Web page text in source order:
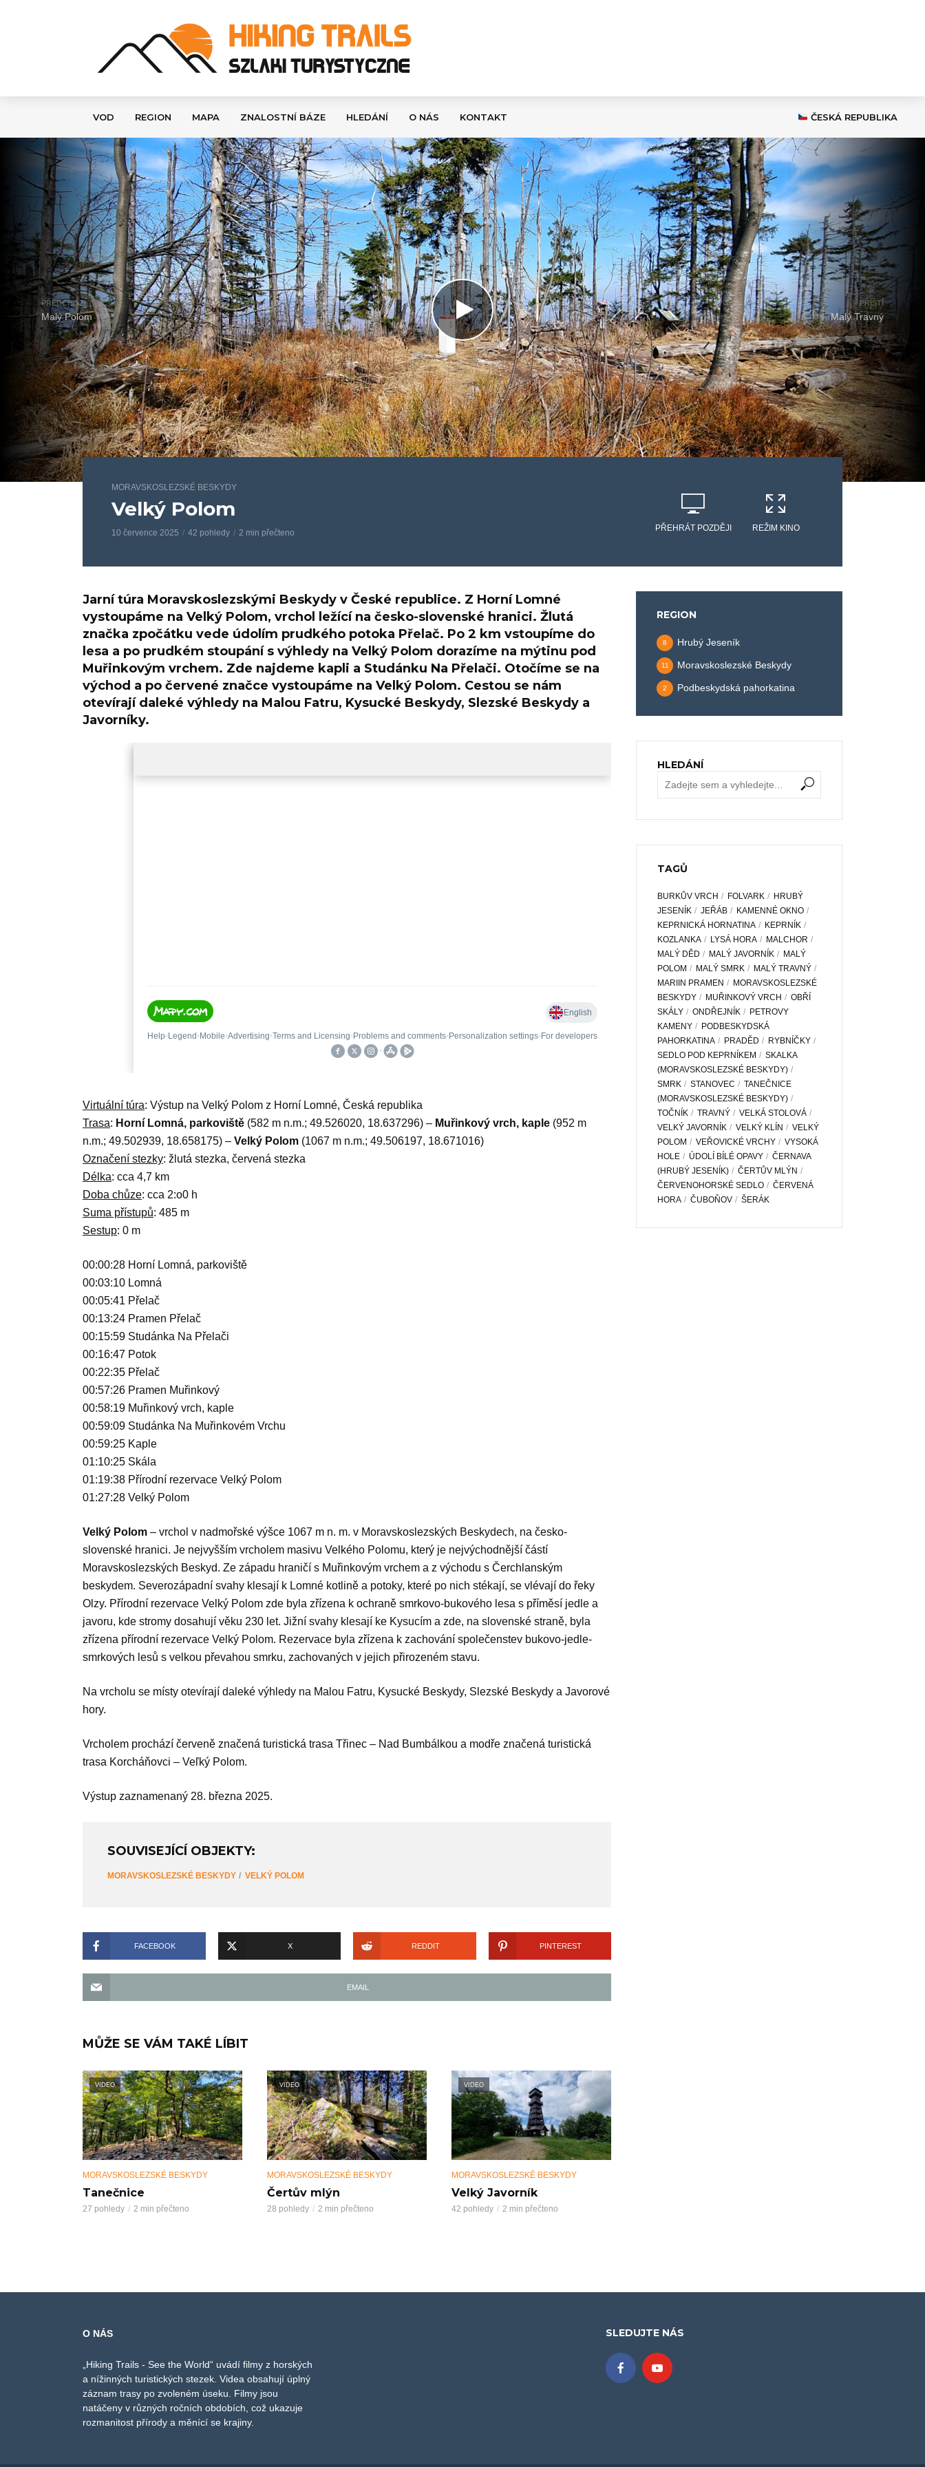
ČESKÁ REPUBLIKA
VOD REGION MAPA ZNALOSTNÍ BÁZE HLEDÁNÍ O NÁS KONTAKT
PŘEDCHOZÍ
Malý Polom
PŘÍŠTÍ
Malý Travný
MORAVSKOSLEZSKÉ BESKYDY
Velký Polom
10 července 2025 42 pohledy 2 min přečteno
PŘEHRÁT POZDĚJI REŽIM KINO
Jarní túra Moravskoslezskými Beskydy v České republice. Z Horní Lomné
vystoupáme na Velký Polom, vrchol ležící na česko-slovenské hranici. Žlutá
značka zpočátku vede údolím prudkého potoka Přelač. Po 2 km vstoupíme do
lesa a po prudkém stoupání s výhledy na Velký Polom dorazíme na mýtinu pod
Muřinkovým vrchem. Zde najdeme kapli a Studánku Na Přelači. Otočíme se na
východ a po červené značce vystoupáme na Velký Polom. Cestou se nám
otevírají daleké výhledy na Malou Fatru, Kysucké Beskydy, Slezské Beskydy a
Javorníky.
Virtuální túra: Výstup na Velký Polom z Horní Lomné, Česká republika
Trasa: Horní Lomná, parkoviště (582 m n.m.; 49.526020, 18.637296) – Muřinkový vrch, kaple (952 m
n.m.; 49.502939, 18.658175) – Velký Polom (1067 m n.m.; 49.506197, 18.671016)
Označení stezky: žlutá stezka, červená stezka
Délka: cca 4,7 km
Doba chůze: cca 2:o0 h
Suma přístupů: 485 m
Sestup: 0 m
00:00:28 Horní Lomná, parkoviště
00:03:10 Lomná
00:05:41 Přelač
00:13:24 Pramen Přelač
00:15:59 Studánka Na Přelači
00:16:47 Potok
00:22:35 Přelač
00:57:26 Pramen Muřinkový
00:58:19 Muřinkový vrch, kaple
00:59:09 Studánka Na Muřinkovém Vrchu
00:59:25 Kaple
01:10:25 Skála
01:19:38 Přírodní rezervace Velký Polom
01:27:28 Velký Polom
Velký Polom – vrchol v nadmořské výšce 1067 m n. m. v Moravskoslezských Beskydech, na česko-
slovenské hranici. Je nejvyšším vrcholem masivu Velkého Polomu, který je nejvýchodnější částí
Moravskoslezských Beskyd. Ze západu hraničí s Muřinkovým vrchem a z východu s Čerchlanským
beskydem. Severozápadní svahy klesají k Lomné kotlině a potoky, které po nich stékají, se vlévají do řeky
Olzy. Přírodní rezervace Velký Polom zde byla zřízena k ochraně smrkovo-bukového lesa s příměsí jedle a
javoru, kde stromy dosahují věku 230 let. Jižní svahy klesají ke Kysucím a zde, na slovenské straně, byla
zřízena přírodní rezervace Velký Polom. Rezervace byla zřízena k zachování společenstev bukovo-jedle-
smrkových lesů s velkou převahou smrku, zachovaných v jejich přirozeném stavu.
Na vrcholu se místy otevírají daleké výhledy na Malou Fatru, Kysucké Beskydy, Slezské Beskydy a Javorové
hory.
Vrcholem prochází červeně značená turistická trasa Třinec – Nad Bumbálkou a modře značená turistická
trasa Korcháňovci – Veľký Polom.
Výstup zaznamenaný 28. března 2025.
SOUVISEJÍCÍ OBJEKTY:
MORAVSKOSLEZSKÉ BESKYDY VELKÝ POLOM
FACEBOOK X REDDIT PINTEREST
EMAIL
MŮŽE SE VÁM TAKÉ LÍBIT
VIDEO
MORAVSKOSLEZSKÉ BESKYDY
Tanečnice
27 pohledy 2 min přečteno
VIDEO
MORAVSKOSLEZSKÉ BESKYDY
Čertův mlýn
28 pohledy 2 min přečteno
VIDEO
MORAVSKOSLEZSKÉ BESKYDY
Velký Javorník
42 pohledy 2 min přečteno
REGION
Hrubý Jeseník
8
Moravskoslezské Beskydy
11
Podbeskydská pahorkatina
2
HLEDÁNÍ
TAGŮ
BURKŮV VRCH FOLVARK
HRUBÝ
JESENÍK
JEŘÁB
KAMENNÉ OKNO
KEPRNICKÁ HORNATINA
KEPRNÍK
KOZLANKA
LYSÁ HORA
MALCHOR
MALÝ DĚD
MALÝ JAVORNÍK
MALÝ
POLOM
MALÝ SMRK
MALÝ TRAVNÝ
MARIIN PRAMEN
MORAVSKOSLEZSKÉ
BESKYDY
MUŘINKOVÝ VRCH
OBŘÍ
SKÁLY
ONDŘEJNÍK
PETROVY
KAMENY
PODBESKYDSKÁ
PAHORKATINA
PRADĚD
RYBNÍČKY
SEDLO POD KEPRNÍKEM
SKALKA
(MORAVSKOSLEZSKÉ BESKYDY)
SMRK
STANOVEC
TANEČNICE
(MORAVSKOSLEZSKÉ BESKYDY)
TOČNÍK
TRAVNÝ
VELKÁ STOLOVÁ
VELKÝ JAVORNÍK
VELKÝ KLÍN
VELKÝ
POLOM
VEŘOVICKÉ VRCHY
VYSOKÁ
HOLE
ÚDOLÍ BÍLÉ OPAVY
ČERNAVA
(HRUBÝ JESENÍK)
ČERTŮV MLÝN
ČERVENOHORSKÉ SEDLO
ČERVENÁ
HORA
ČUBOŇOV ŠERÁK
O NÁS
„Hiking Trails - See the World“ uvádí filmy z horských
a nížinných turistických stezek. Videa obsahují úplný
záznam trasy po zvoleném úseku. Filmy jsou
natáčeny v různých ročních obdobích, což ukazuje
rozmanitost přírody a měnící se krajiny.
SLEDUJTE NÁS